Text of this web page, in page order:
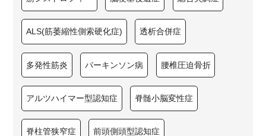
ALS(筋萎縮性側索硬化症) 透析合併症
多発性筋炎 パーキンソン病 腰椎圧迫骨折
アルツハイマー型認知症 脊髄小脳変性症
脊柱管狭窄症 前頭側頭型認知症